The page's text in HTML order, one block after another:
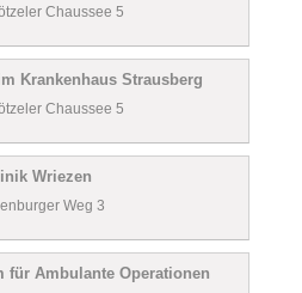
Chaussee 5
Krankenhaus Strausberg
Chaussee 5
Wriezen
Weg 3
für Ambulante Operationen